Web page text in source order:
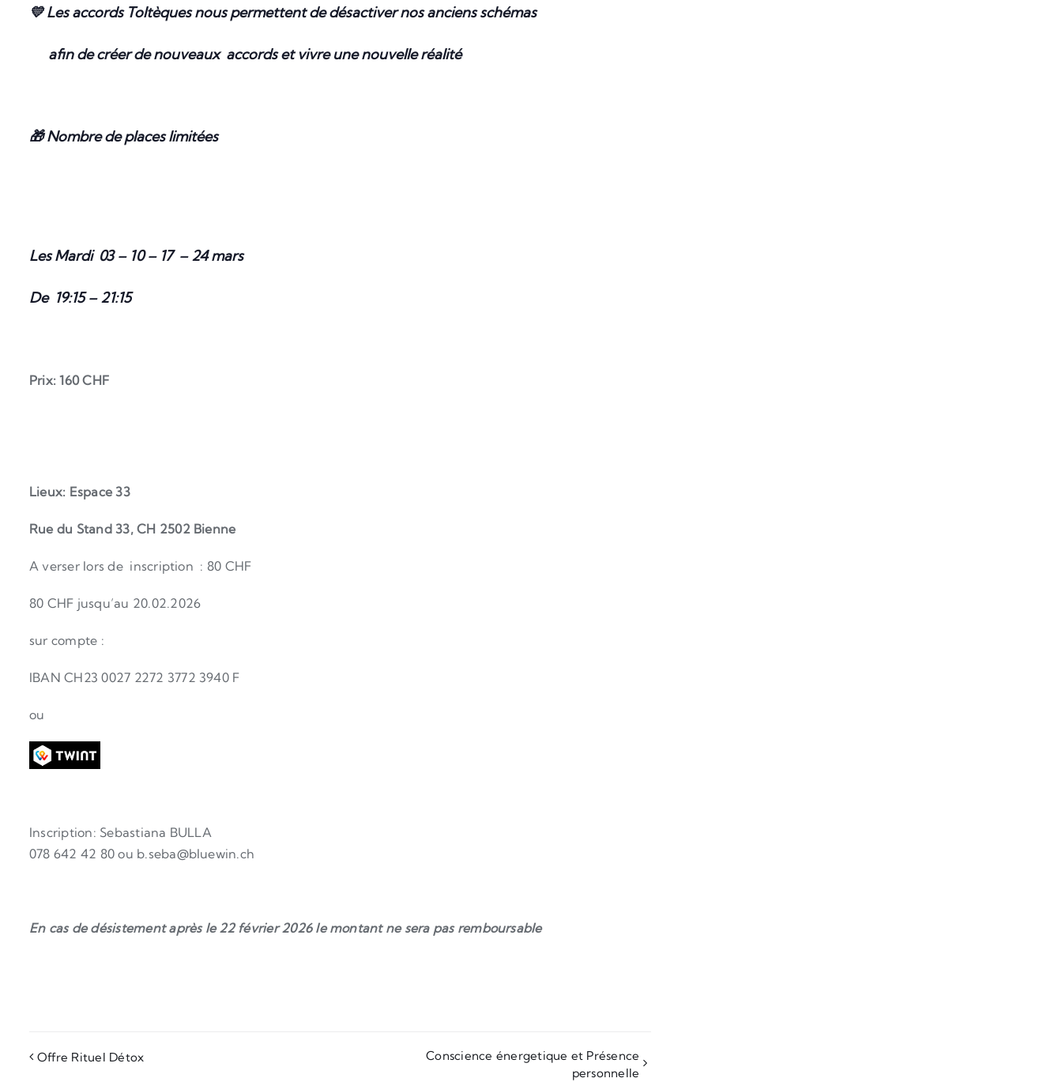
💛 Les accords Toltèques nous permettent de désactiver nos anciens schémas
afin de créer de nouveaux accords et vivre une nouvelle réalité
🎁 Nombre de places limitées
Les Mardi 03 – 10 – 17 – 24 mars
De 19:15 – 21:15
Prix: 160 CHF
Lieux: Espace 33
Rue du Stand 33, CH 2502 Bienne
A verser lors de inscription : 80 CHF
80 CHF jusqu’au 20.02.2026
sur compte :
IBAN CH23 0027 2272 3772 3940 F
ou
Inscription: Sebastiana BULLA
078 642 42 80 ou b.seba@bluewin.ch
En cas de désistement après le 22 février 2026 le montant ne sera pas remboursable
Offre Rituel Détox
Conscience énergetique et Présence
personnelle